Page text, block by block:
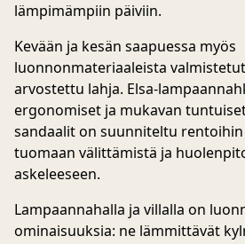
lämpimämpiin päiviin.
Kevään ja kesän saapuessa myös
luonnonmateriaaleista
arvostettu lahja. Elsa-
ergonomiset ja mukavan
sandaaliton suunniteltu rentoihin
tuomaan välittämistä ja
askeleeseen.
Lampaannahalla ja villalla on
ominaisuuksia: ne lämmittävät